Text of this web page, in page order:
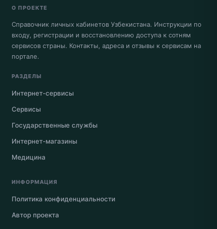
О ПРОЕКТЕ
Справочник личных кабинетов Узбекистана. Инструкции по
входу, регистрации и восстановлению доступа к сотням
сервисов страны. Контакты, адреса и отзывы к сервисам на
портале.
РАЗДЕЛЫ
Интернет-сервисы
Сервисы
Государственные службы
Интернет-магазины
Медицина
ИНФОРМАЦИЯ
Политика конфиденциальности
Автор проекта